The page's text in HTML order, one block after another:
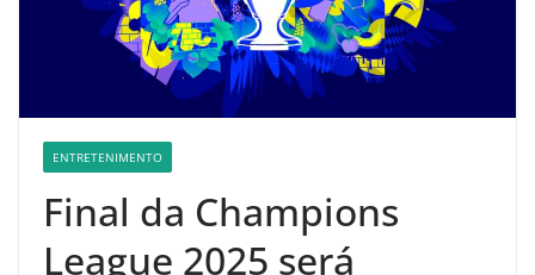
ENTRETENIMENTO
Final da Champions
League 2025 será